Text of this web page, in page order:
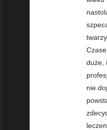
duże,
nie